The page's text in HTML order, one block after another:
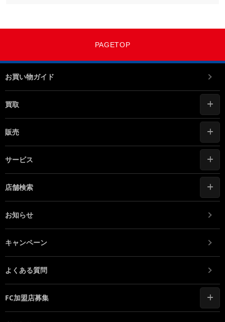
PAGETOP
お買い物ガイド
買取
販売
サービス
店舗検索
お知らせ
キャンペーン
よくある質問
FC加盟店募集